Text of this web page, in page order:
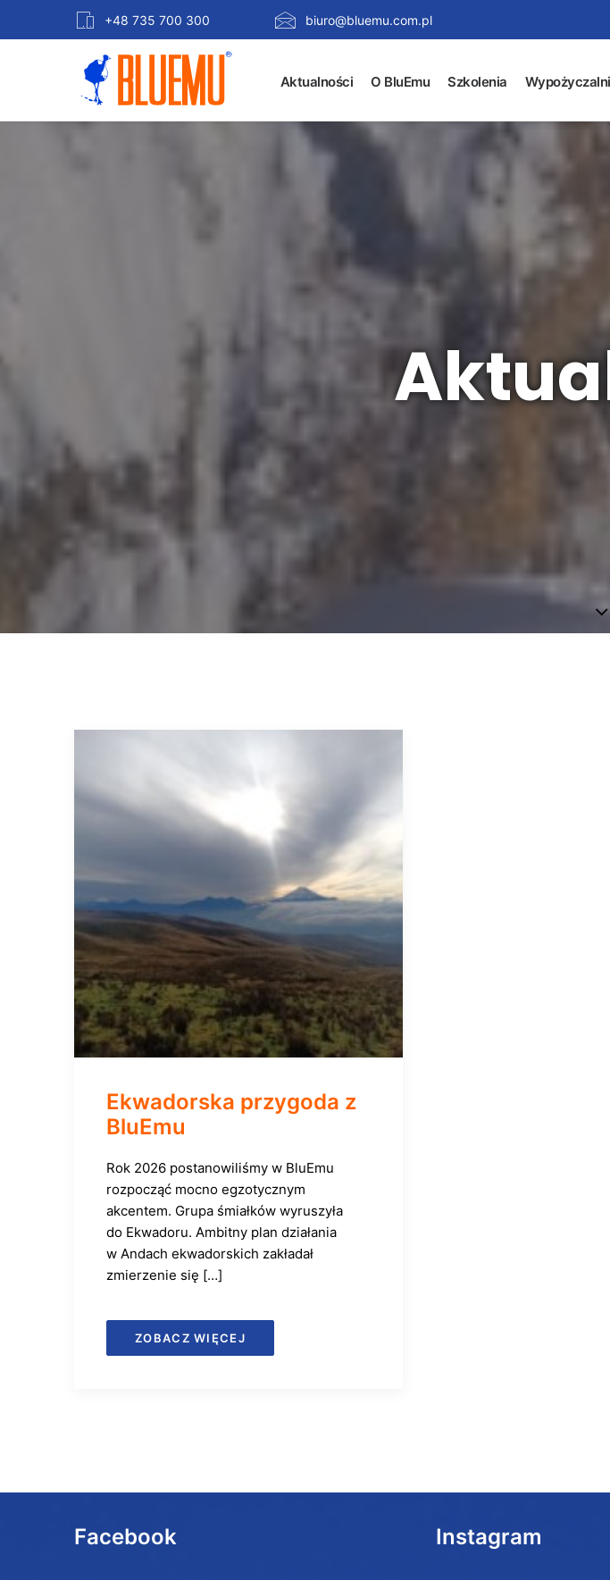
+48 735 700 300 biuro@bluemu.com.pl
Aktualności O BluEmu Szkolenia
Ekwadorska przygoda z
BluEmu
Rok 2026 postanowiliśmy w BluEmu
rozpocząć mocno egzotycznym
akcentem. Grupa śmiałków wyruszyła
do Ekwadoru. Ambitny plan działania
w Andach ekwadorskich zakładał
zmierzenie się […]
ZOBACZ WIĘCEJ
Facebook Instagram